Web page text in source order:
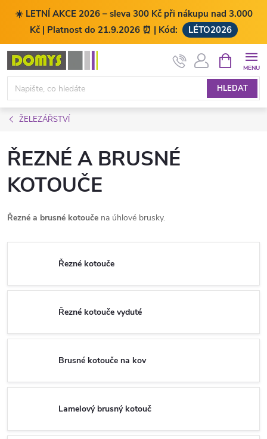
☀️ LETNÍ AKCE 2026 – sleva 300 Kč při nákupu nad 3.000
Kč | Platnost do 21.9.2026 ⏰ | Kód:
LÉTO2026
Přejít
obsah
HLEDAT
NÁKUPNÍ
KOŠÍK
ŽELEZÁŘSTVÍ
ŘEZNÉ A BRUSNÉ
KOTOUČE
Řezné a brusné kotouče na úhlové brusky.
Řezné kotouče
Řezné kotouče vyduté
Brusné kotouče na kov
Lamelový brusný kotouč